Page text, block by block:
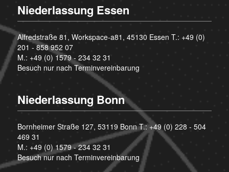
Niederlassung Essen
Alfredstraße 81, Workspace-a81, 45130 Essen T.: +49 (0)
201 - 858 952 07
M.: +49 (0) 1579 - 234 32 31
Besuch nur nach Terminvereinbarung
Niederlassung Bonn
Bornheimer Straße 127, 53119 Bonn T.:+49 (0) 228 - 504
469 31
M.: +49 (0) 1579 - 234 32 31
Besuch nur nach Terminvereinbarung